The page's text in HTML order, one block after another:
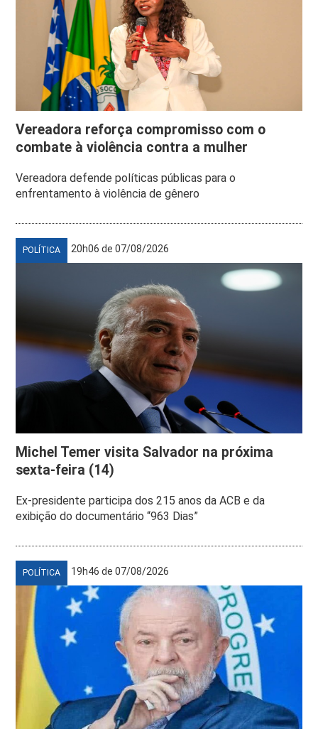
Vereadora reforça compromisso com o
combate à violência contra a mulher
Vereadora defende políticas públicas para o
enfrentamento à violência de gênero
POLÍTICA 20h06 de 07/08/2026
Michel Temer visita Salvador na próxima
sexta-feira (14)
Ex-presidente participa dos 215 anos da ACB e da
exibição do documentário “963 Dias”
POLÍTICA 19h46 de 07/08/2026